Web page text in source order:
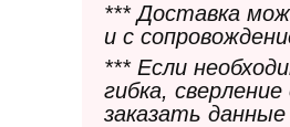
*** Доставка
и с
*** Если
гибка,
заказать данные